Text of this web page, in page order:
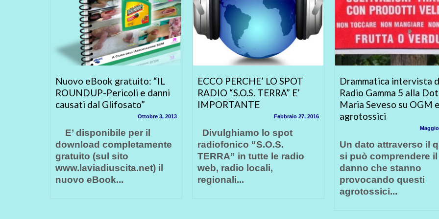
Nuovo eBook gratuito: “IL
ROUNDUP-Pericoli e danni
causati dal Glifosato”
Ottobre 3, 2013
E’ disponibile per il
download completamente
gratuito (sul sito
www.laviadiuscita.net) il
nuovo eBook...
ECCO PERCHE’ LO SPOT
RADIO “S.O.S. TERRA” E’
IMPORTANTE
Febbraio 27, 2016
Divulghiamo lo spot
radiofonico “S.O.S.
TERRA” in tutte le radio
web, radio locali,
regionali...
Drammatica intervista
Radio Gamma 5 alla
Maria Seveso su OGM e
agrotossici
Un dato attraverso il
si può comprendere il
danno che stanno
provocando questi
agrotossici...